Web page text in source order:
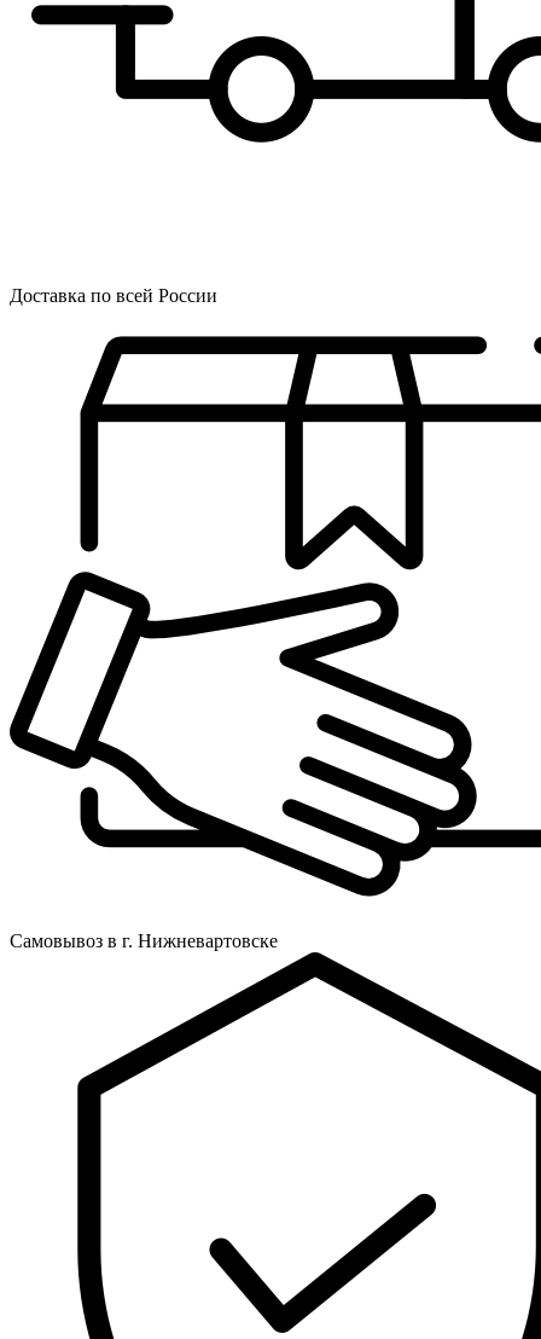
Доставка по всей России
Самовывоз в г. Нижневартовске